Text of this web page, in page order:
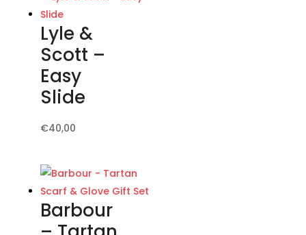
Lyle &
Scott –
Easy
Slide
€40,00
più
varianti.
Le
Barbour